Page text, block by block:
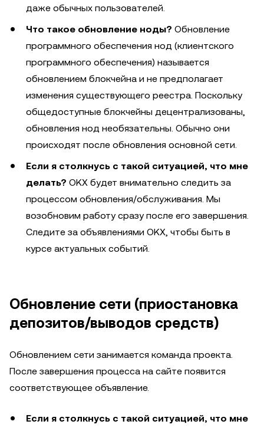
даже обычных пользователей.
Что такое обновление ноды? Обновление
программного обеспечения нод (клиентского
программного обеспечения) называется
обновлением блокчейна и не предполагает
изменения существующего реестра. Поскольку
общедоступные блокчейны децентрализованы,
обновления нод необязательны. Обычно они
происходят после обновления основной сети.
Если я столкнусь с такой ситуацией, что мне
делать? OKX будет внимательно следить за
процессом обновления/обслуживания. Мы
возобновим работу сразу после его завершения.
Следите за объявлениями OKX, чтобы быть в
курсе актуальных событий.
Обновление сети (приостановка
депозитов/выводов средств)
Обновлением сети занимается команда проекта.
После завершения процесса на сайте появится
соответствующее объявление.
Если я столкнусь с такой ситуацией, что мне